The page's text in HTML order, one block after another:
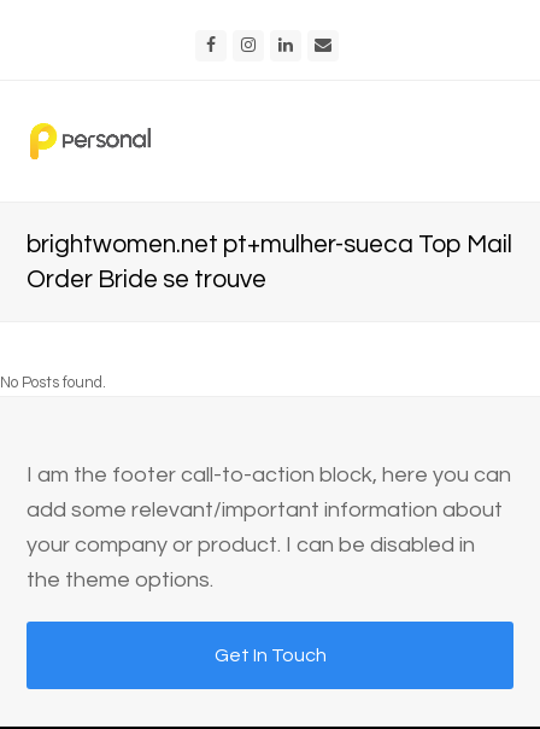
FacebookInstagram
LinkedIn
brightwomen.net pt+mulher-sueca Top Mail
Order Bride se trouve
No Posts found.
I am the footer call-to-action block, here you can
add some relevant/important information about
your company or product. I can be disabled in
the theme options.
Get In Touch